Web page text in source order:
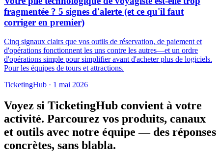
fragmentée ? 5 signes d'alerte (et ce qu'il faut
corriger en premier)
Cinq signaux clairs que vos outils de réservation, de paiement et
d'opérations fonctionnent les uns contre les autres—et un ordre
d'opérations simple pour simplifier avant d'acheter plus de logiciels.
Pour les équipes de tours et attractions.
TicketingHub · 1 mai 2026
Voyez si TicketingHub convient à votre
activité. Parcourez vos produits, canaux
et outils avec notre équipe — des réponses
concrètes, sans blabla.